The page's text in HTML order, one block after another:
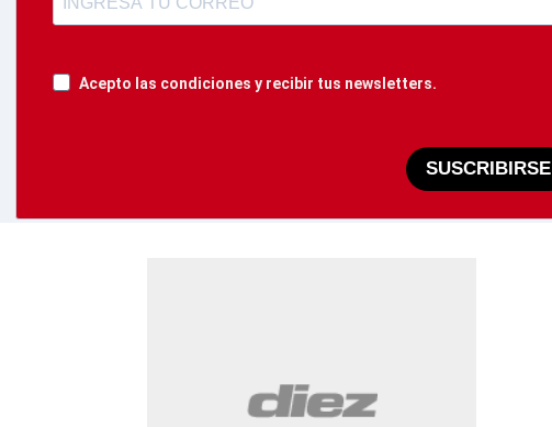
Acepto las condiciones y recibir tus newsletters.
SUSCRIBIRSE